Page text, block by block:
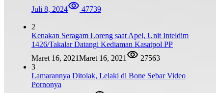
Juli 8, 2024
47739
2
Kenakan Seragam Loreng saat Apel, Unit Inteldim
1426/Takalar Datangi Kediaman Kasatpol PP
Maret 16, 2021Maret 16, 2021
27563
3
Lamarannya Ditolak, Lelaki di Bone Sebar Video
Pornonya